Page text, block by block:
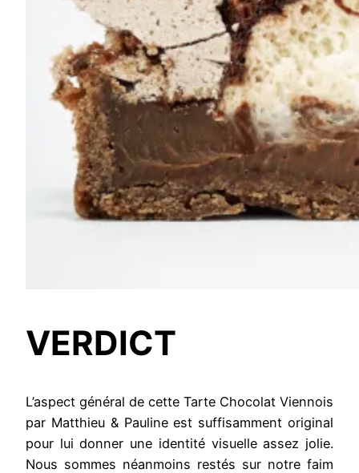
VERDICT
L’aspect général de cette Tarte Chocolat Viennois
par Matthieu & Pauline est suffisamment original
pour lui donner une identité visuelle assez jolie.
Nous sommes néanmoins restés sur notre faim